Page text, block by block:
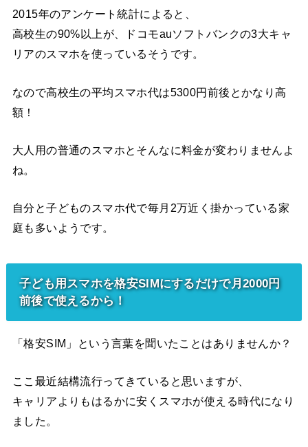
2015年のアンケート統計によると、
高校生の90%以上が、ドコモauソフトバンクの3大キャ
リアのスマホを使っているそうです。
なので高校生の平均スマホ代は5300円前後とかなり高
額！
大人用の普通のスマホとそんなに料金が変わりませんよ
ね。
自分と子どものスマホ代で毎月2万近く掛かっている家
庭も多いようです。
子ども用スマホを格安SIMにするだけで月2000円
前後で使えるから！
「格安SIM」という言葉を聞いたことはありませんか？
ここ最近結構流行ってきていると思いますが、
キャリアよりもはるかに安くスマホが使える時代になり
ました。